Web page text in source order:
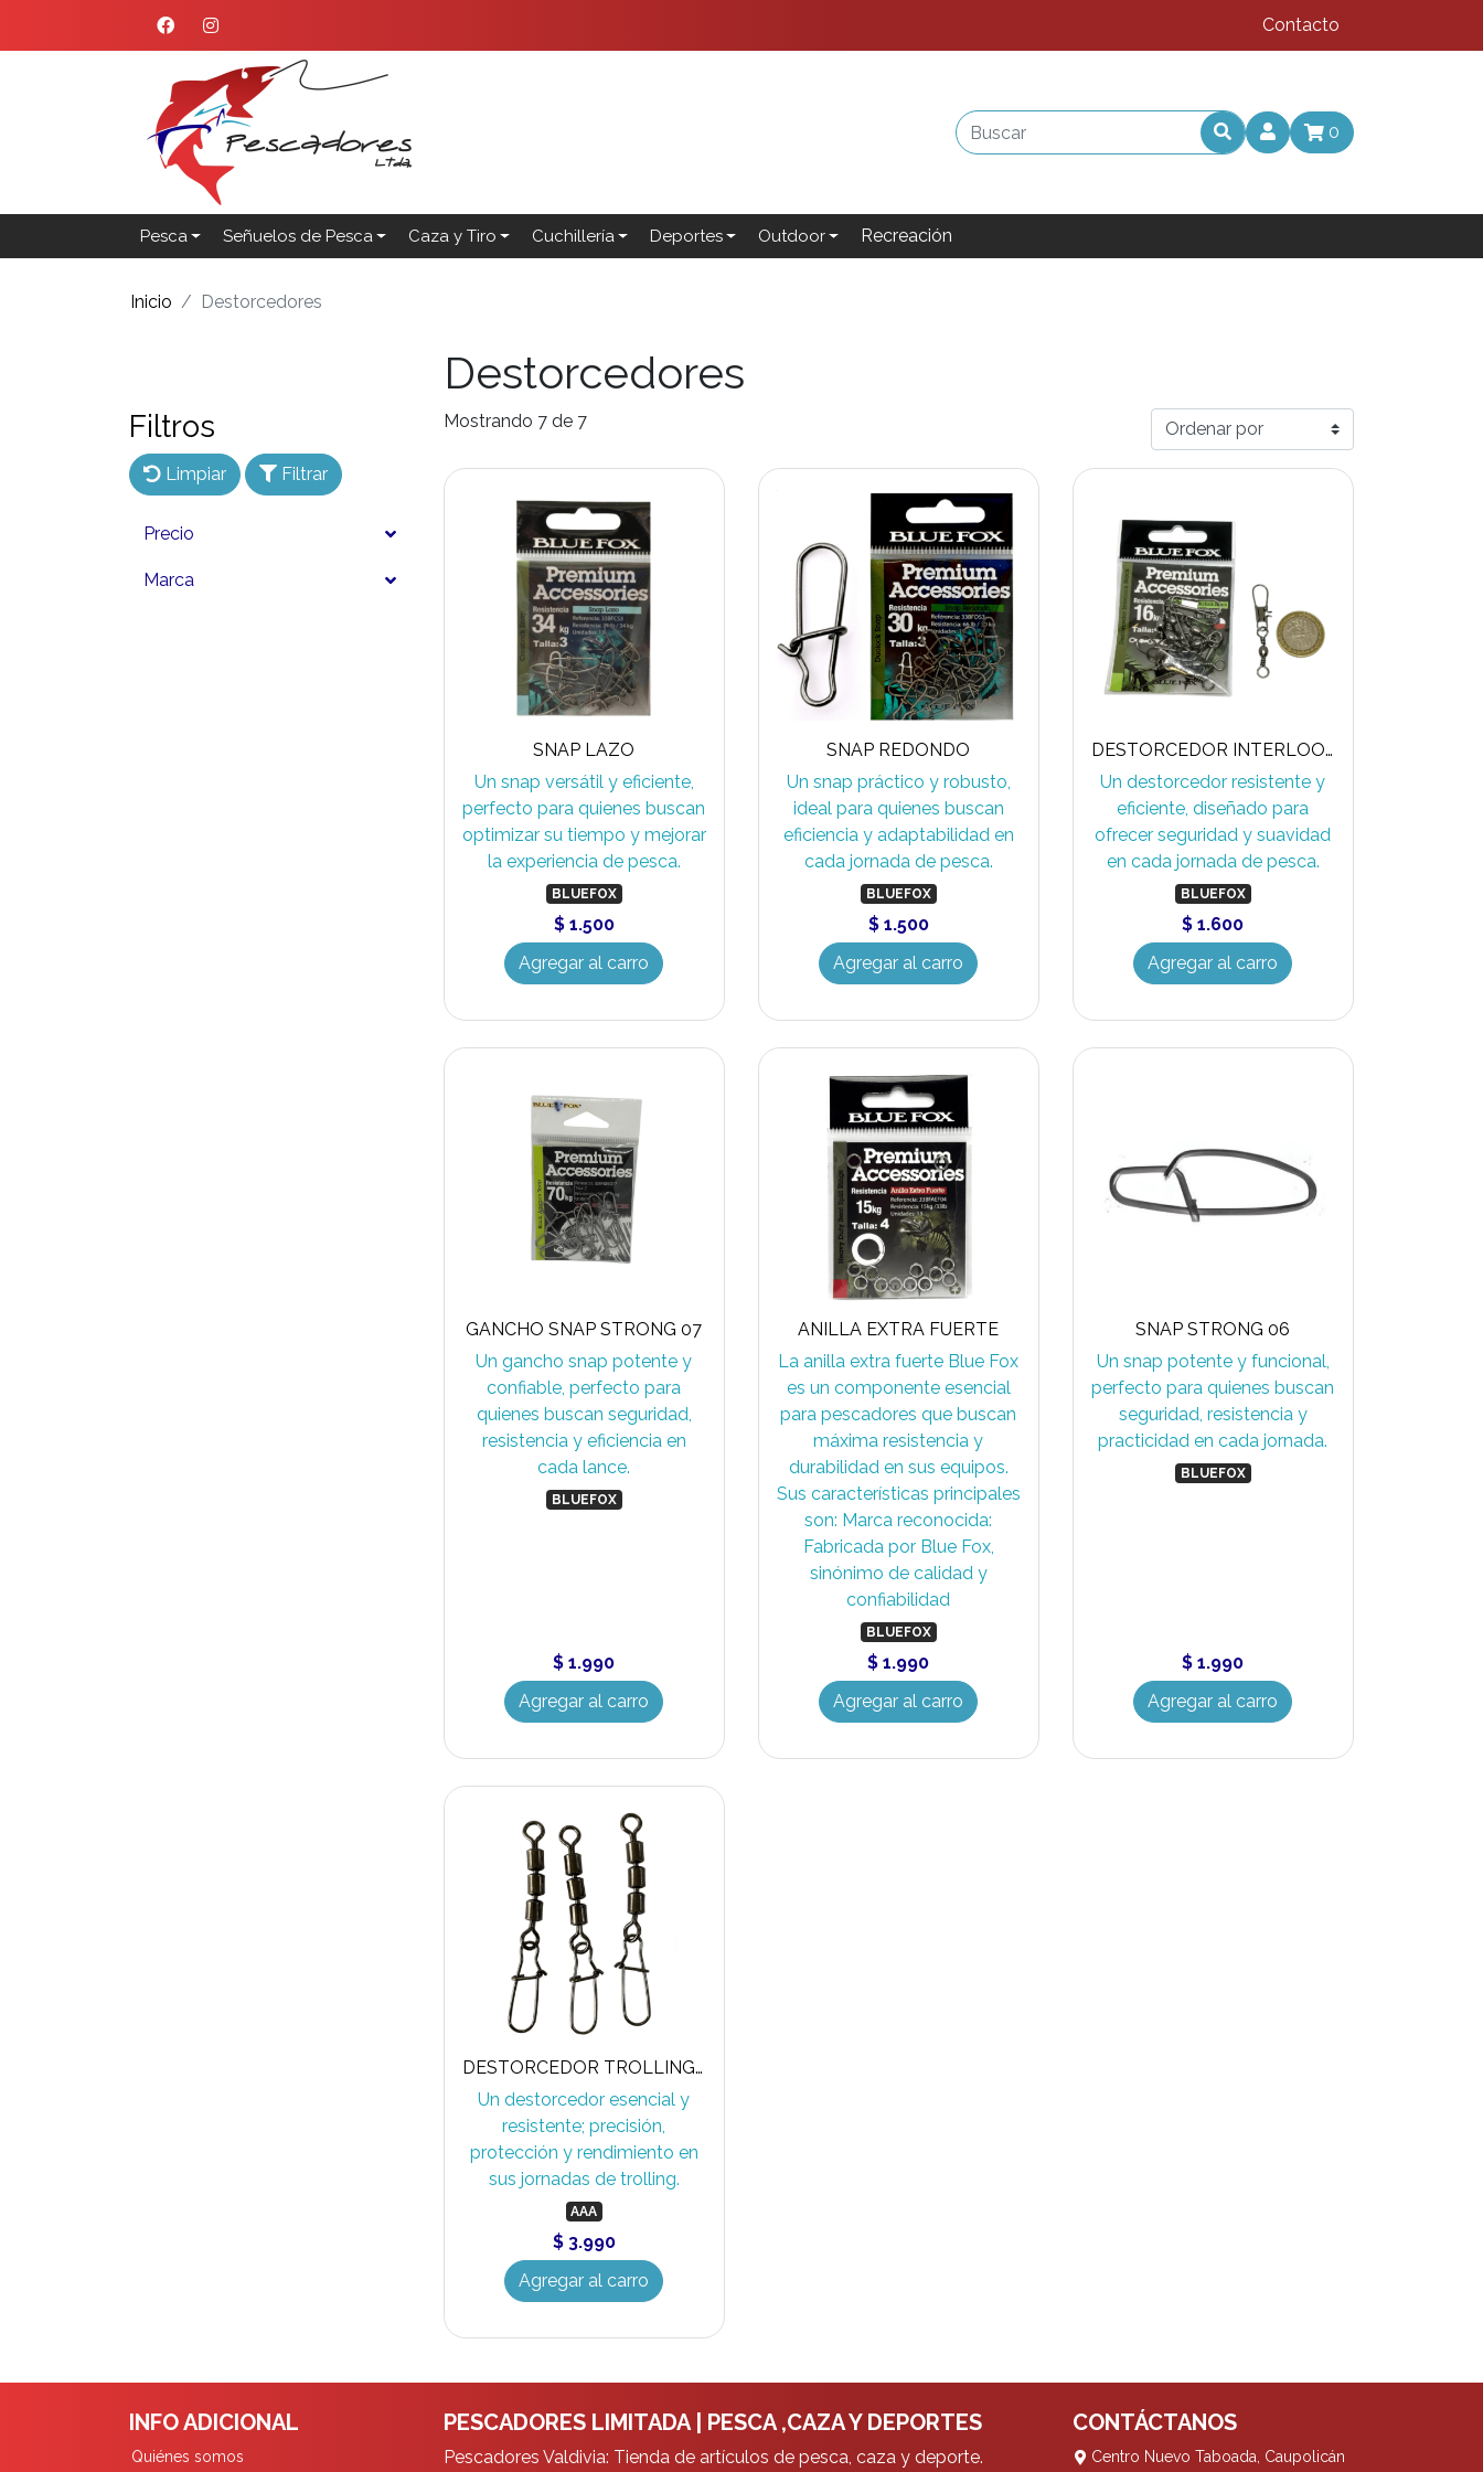
Contacto
0
Pesca Señuelos de Pesca Caza y Tiro Cuchillería Deportes Outdoor Recreación
Inicio Destorcedores
Destorcedores
Filtros
Limpiar Filtrar
Precio
Marca
Mostrando 7 de 7
SNAP LAZO
Un snap versátil y eficiente,
perfecto para quienes buscan
optimizar su tiempo y mejorar
la experiencia de pesca.
BLUEFOX
$ 1.500
Agregar al carro
SNAP REDONDO
Un snap práctico y robusto,
ideal para quienes buscan
eficiencia y adaptabilidad en
cada jornada de pesca.
BLUEFOX
$ 1.500
Agregar al carro
DESTORCEDOR INTERLOOK GBISG
Un destorcedor resistente y
eficiente, diseñado para
ofrecer seguridad y suavidad
en cada jornada de pesca.
BLUEFOX
$ 1.600
Agregar al carro
GANCHO SNAP STRONG 07
Un gancho snap potente y
confiable, perfecto para
quienes buscan seguridad,
resistencia y eficiencia en
cada lance.
BLUEFOX
$ 1.990
Agregar al carro
ANILLA EXTRA FUERTE
La anilla extra fuerte Blue Fox
es un componente esencial
para pescadores que buscan
máxima resistencia y
durabilidad en sus equipos.
Sus características principales
son: Marca reconocida:
Fabricada por Blue Fox,
sinónimo de calidad y
confiabilidad
BLUEFOX
$ 1.990
Agregar al carro
SNAP STRONG 06
Un snap potente y funcional,
perfecto para quienes buscan
seguridad, resistencia y
practicidad en cada jornada.
BLUEFOX
$ 1.990
Agregar al carro
DESTORCEDOR TROLLING AAA
Un destorcedor esencial y
resistente; precisión,
protección y rendimiento en
sus jornadas de trolling.
AAA
$ 3.990
Agregar al carro
INFO ADICIONAL
Quiénes somos
PESCADORES LIMITADA | PESCA ,CAZA Y DEPORTES
Pescadores Valdivia: Tienda de artículos de pesca, caza y deporte.
CONTÁCTANOS
Centro Nuevo Taboada, Caupolicán